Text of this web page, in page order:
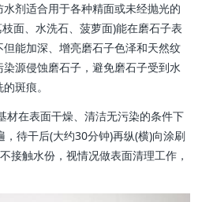
剂适合用于各种精面或未经抛光的
面、水洗石、菠萝面)能在磨石子表
能加深、增亮磨石子色泽和天然纹
染源侵蚀磨石子 ，避免磨石子受到水
斑痕。
材在表面干燥、清洁无污染的条件下
，待干后(大约30分钟)再纵(横)向涂刷
接触水份，视情况做表面清理工作，